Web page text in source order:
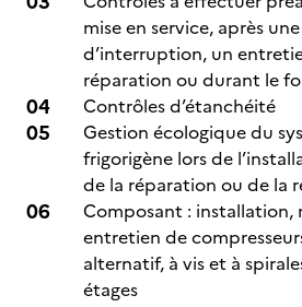
mise en service, après
d’interruption, un
réparation ou durant le
Contrôles d’étanchéité
Gestion écologique du
frigorigène lors de
de la réparation ou de la
Composant : installation,
entretien de
alternatif, à vis et à
étages